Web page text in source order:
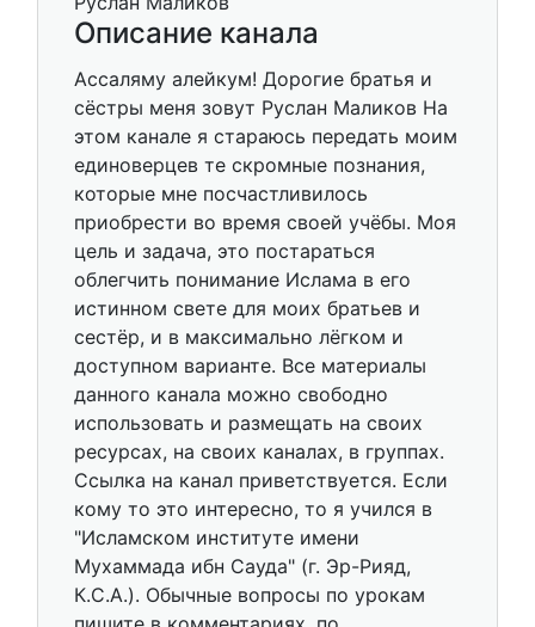
Описание канала
Ассаляму алейкум! Дорогие братья и
сёстры меня зовут Руслан Маликов На
этом канале я стараюсь передать моим
единоверцев те скромные познания,
которые мне посчастливилось
приобрести во время своей учёбы. Моя
цель и задача, это постараться
облегчить понимание Ислама в его
истинном свете для моих братьев и
сестёр, и в максимально лёгком и
доступном варианте. Все материалы
данного канала можно свободно
использовать и размещать на своих
ресурсах, на своих каналах, в группах.
Ссылка на канал приветствуется. Если
кому то это интересно, то я учился в
"Исламском институте имени
Мухаммада ибн Сауда" (г. Эр-Рияд,
К.С.А.). Обычные вопросы по урокам